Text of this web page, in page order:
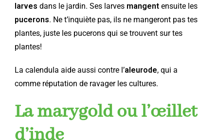
larves dans le jardin. Ses larves mangentensuite les
pucerons. Ne t’inquiète pas, ils ne mangeront pas tes
plantes, juste les pucerons qui se trouvent sur tes
plantes!
La calendula aide aussi contre l’aleurode, qui a
comme réputation de ravager les cultures.
La marygold ou l’œillet
d’inde